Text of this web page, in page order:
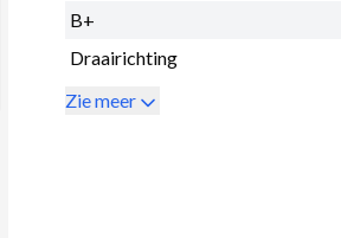
B+
Draairichting
Zie meer